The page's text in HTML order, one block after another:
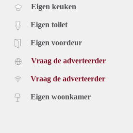
Eigen keuken
Eigen toilet
Eigen voordeur
Vraag de adverteerder
Vraag de adverteerder
Eigen woonkamer